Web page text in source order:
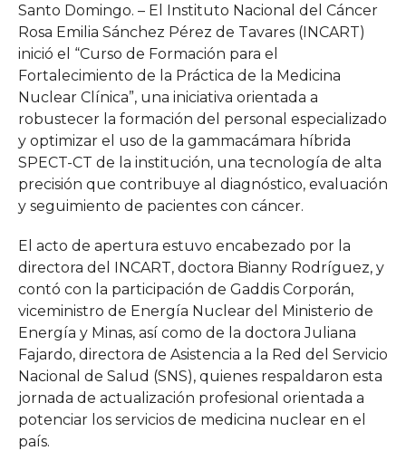
Santo Domingo. – El Instituto Nacional del Cáncer
Rosa Emilia Sánchez Pérez de Tavares (INCART)
inició el “Curso de Formación para el
Fortalecimiento de la Práctica de la Medicina
Nuclear Clínica”, una iniciativa orientada a
robustecer la formación del personal especializado
y optimizar el uso de la gammacámara híbrida
SPECT-CT de la institución, una tecnología de alta
precisión que contribuye al diagnóstico, evaluación
y seguimiento de pacientes con cáncer.
El acto de apertura estuvo encabezado por la
directora del INCART, doctora Bianny Rodríguez, y
contó con la participación de Gaddis Corporán,
viceministro de Energía Nuclear del Ministerio de
Energía y Minas, así como de la doctora Juliana
Fajardo, directora de Asistencia a la Red del Servicio
Nacional de Salud (SNS), quienes respaldaron esta
jornada de actualización profesional orientada a
potenciar los servicios de medicina nuclear en el
país.